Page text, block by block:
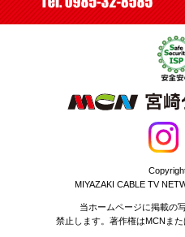
MIYAZAKI CABLE TV
当ホームページに掲載の
禁止します。著作権はMCNまた